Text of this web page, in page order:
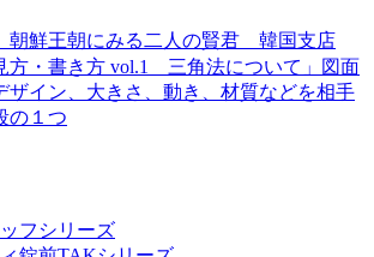
朝鮮王朝にみる二人の賢君 韓国支店
方・書き方 vol.1 三角法について」図面
ザイン、大きさ、動き、材質などを相手
の１つ